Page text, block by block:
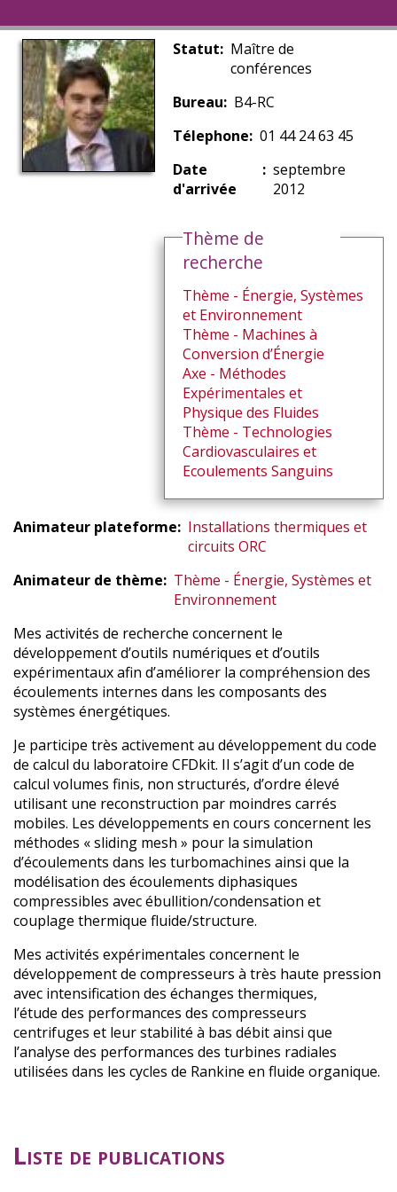
Statut
Maître de
conférences
Bureau
B4-RC
Télephone 01 44 24 63 45
Date
d'arrivée
septembre
2012
Thème de
recherche
Thème - Énergie, Systèmes
et Environnement
Thème - Machines à
Conversion d’Énergie
Axe - Méthodes
Expérimentales et
Physique des Fluides
Thème - Technologies
Cardiovasculaires et
Ecoulements Sanguins
Animateur plateforme
Installations thermiques et
circuits ORC
Animateur de thème
Thème - Énergie, Systèmes et
Environnement
Mes activités de recherche concernent le
développement d’outils numériques et d’outils
expérimentaux afin d’améliorer la compréhension des
écoulements internes dans les composants des
systèmes énergétiques.
Je participe très activement au développement du code
de calcul du laboratoire CFDkit. Il s’agit d’un code de
calcul volumes finis, non structurés, d’ordre élevé
utilisant une reconstruction par moindres carrés
mobiles. Les développements en cours concernent les
méthodes « sliding mesh » pour la simulation
d’écoulements dans les turbomachines ainsi que la
modélisation des écoulements diphasiques
compressibles avec ébullition/condensation et
couplage thermique fluide/structure.
Mes activités expérimentales concernent le
développement de compresseurs à très haute pression
avec intensification des échanges thermiques,
l’étude des performances des compresseurs
centrifuges et leur stabilité à bas débit ainsi que
l’analyse des performances des turbines radiales
utilisées dans les cycles de Rankine en fluide organique.
Liste de publications